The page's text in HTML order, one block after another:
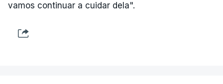
vamos continuar a cuidar dela".